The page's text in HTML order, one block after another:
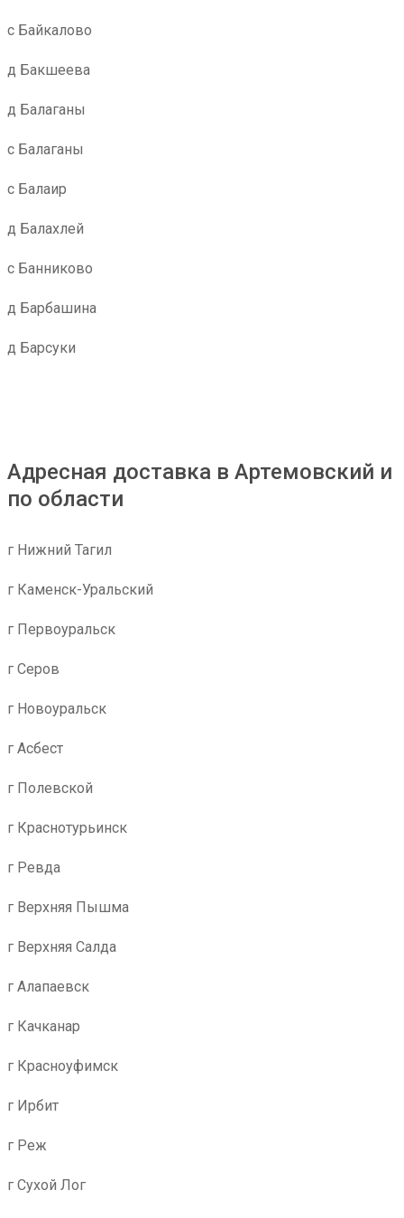
с Байкалово
д Бакшеева
д Балаганы
с Балаганы
с Балаир
д Балахлей
с Банниково
д Барбашина
д Барсуки
Адресная доставка в Артемовский и
по области
г Нижний Тагил
г Каменск-Уральский
г Первоуральск
г Серов
г Новоуральск
г Асбест
г Полевской
г Краснотурьинск
г Ревда
г Верхняя Пышма
г Верхняя Салда
г Алапаевск
г Качканар
г Красноуфимск
г Ирбит
г Реж
г Сухой Лог